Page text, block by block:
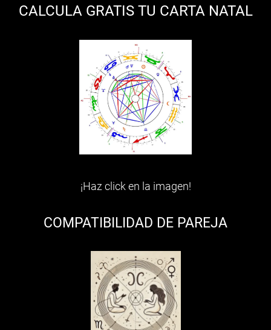
CALCULA GRATIS TU CARTA NATAL
¡Haz click en la imagen!
COMPATIBILIDAD DE PAREJA